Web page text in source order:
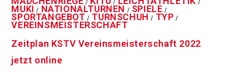
/ / /
MUKI / NATIONALTURNEN / SPIELE /
SPORTANGEBOT / TURNSCHUH / TYP /
VEREINSMEISTERSCHAFT
Zeitplan KSTV Vereinsmeisterschaft 2022
jetzt online